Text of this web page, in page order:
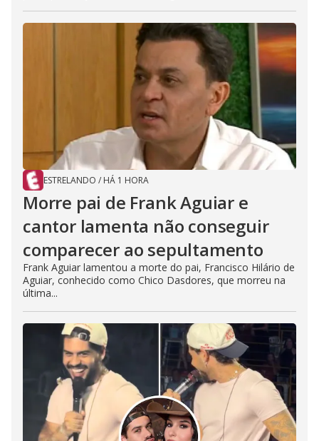
ESTRELANDO / HÁ 1 HORA
Morre pai de Frank Aguiar e
cantor lamenta não conseguir
comparecer ao sepultamento
Frank Aguiar lamentou a morte do pai, Francisco Hilário de
Aguiar, conhecido como Chico Dasdores, que morreu na
última...